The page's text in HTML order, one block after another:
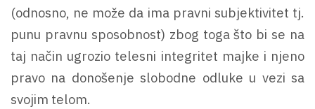
(odnosno, ne može da ima pravni subjektivitet tj.
punu pravnu sposobnost) zbog toga što bi se na
taj način ugrozio telesni integritet majke i njeno
pravo na donošenje slobodne odluke u vezi sa
svojim telom.